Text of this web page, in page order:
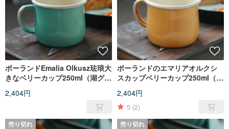
ポーランドEmalia Olkusz珐琅大
きなベリーカップ250ml（湖グリ
2,404円
ポーランドのエマリアオルクシ
スカップベリーカップ250ml（ア
（FDN000488）
2,404円
5 (2)
売り切れ 売り切れ